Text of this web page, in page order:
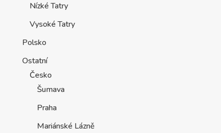
Nízké Tatry
Vysoké Tatry
Polsko
Ostatní
Česko
Šumava
Praha
Mariánské Lázně